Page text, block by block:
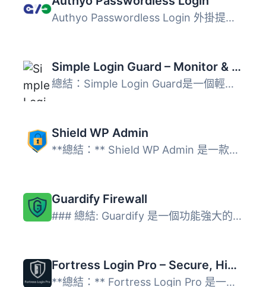
Authyo Passwordless Login 外掛提供安全的 OTP 登入功能，透...
Simple Login Guard – Monitor & Block Attempts
總結：Simple Login Guard是一個輕量級的登入安全外掛，旨在...
Shield WP Admin
**總結：** Shield WP Admin 是一款輕量且功能強大的外掛，旨...
Guardify Firewall
### 總結: Guardify 是一個功能強大的 WordPress 防火牆外掛...
Fortress Login Pro – Secure, Hide & Rename Login URL
**總結：** Fortress Login Pro 是一款高性能的 WordPress 登...